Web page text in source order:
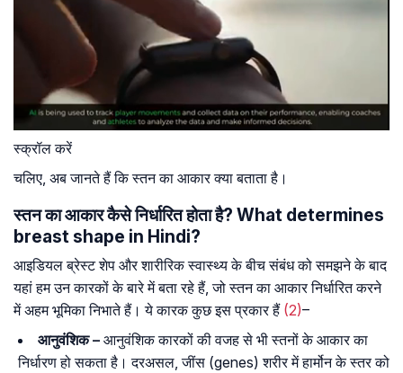
स्क्रॉल करें
चलिए, अब जानते हैं कि स्तन का आकार क्या बताता है।
स्तन का आकार कैसे निर्धारित होता है? What determines
breast shape in Hindi?
आइडियल ब्रेस्ट शेप और शारीरिक स्वास्थ्य के बीच संबंध को समझने के बाद
यहां हम उन कारकों के बारे में बता रहे हैं, जो स्तन का आकार निर्धारित करने
में अहम भूमिका निभाते हैं। ये कारक कुछ इस प्रकार हैं (2)–
आनुवंशिक – आनुवंशिक कारकों की वजह से भी स्तनों के आकार का
निर्धारण हो सकता है। दरअसल, जींस (genes) शरीर में हार्मोन के स्तर को